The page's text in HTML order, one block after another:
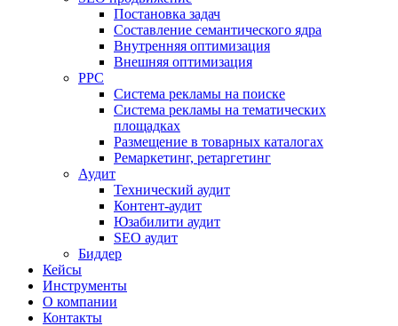
Постановка задач
Составление семантического ядра
Внутренняя оптимизация
Внешняя оптимизация
PPC
Система рекламы на поиске
Система рекламы на тематических
площадках
Размещение в товарных каталогах
Ремаркетинг, ретаргетинг
Аудит
Технический аудит
Контент-аудит
Юзабилити аудит
SEO аудит
Биддер
Кейсы
Инструменты
О компании
Контакты